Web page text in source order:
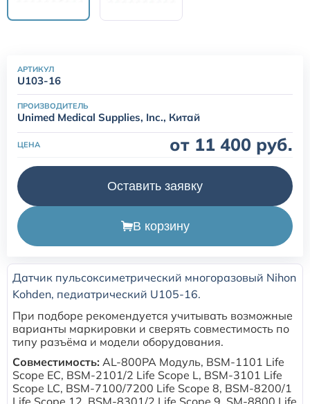
АРТИКУЛ
U103-16
ПРОИЗВОДИТЕЛЬ
Unimed Medical Supplies, Inc., Китай
ЦЕНА от 11 400 руб.
Оставить заявку
В корзину
Датчик пульсоксиметрический многоразовый Nihon
Kohden, педиатрический U105-16.
При подборе рекомендуется учитывать возможные
варианты маркировки и сверять совместимость по
типу разъёма и модели оборудования.
Совместимость: AL-800PA Модуль, BSM-1101 Life
Scope EC, BSM-2101/2 Life Scope L, BSM-3101 Life
Scope LC, BSM-7100/7200 Life Scope 8, BSM-8200/1
Life Scope 12, BSM-8301/2 Life Scope 9, SM-8800 Life
Подбор по марке оборудования
Nihon Kohden расходные материалы
Расходные материалы для транскутанного монитора
Расходные материалы к аппарату Авента-М
Расходные материалы к аппаратам ИВЛ Hamilton
Расходные материалы к аппаратам ИВЛ Mindray
Расходные материалы к аппаратам Comen
Расходные материалы для ИВЛ Puritan Bennett